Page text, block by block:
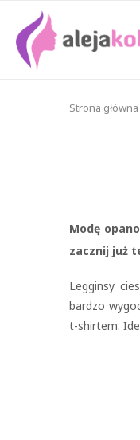
Strona główna
Modę
zacznij już
Legginsy
bardzo
t-shirtem.